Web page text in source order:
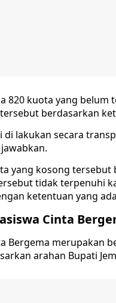
820 kuota yang belum
berdasarkan
di lakukan secara
yang kosong
tidak terpenuhi
ketentuan yang
Cinta
Bergema merupakan
arahan Bupati